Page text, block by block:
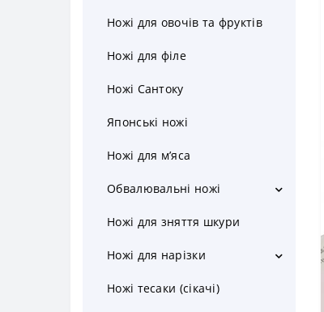
Ножі для овочів та фруктів
Ножі для філе
Ножі Сантоку
Японські ножі
Ножі для м’яса
Обвалювальні ножі
Ножі для зняття шкури
Ножі для нарізки
Ножі тесаки (сікачі)